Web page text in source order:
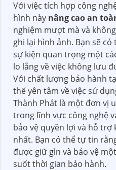
Với việc tích hợp công
hình này nâng cao an
nghiệm mượt mà và
ghi lại hình ảnh. Bạn sẽ
sự kiện quan trọng một
lo lắng về việc không lưu
Với chất lượng bảo hành
thể yên tâm về việc sử
Thành Phát là một đơn vị
trong lĩnh vực công nghệ
bảo vệ quyền lợi và hỗ
nhất. Bạn có thể tự tin
được giữ gìn và bảo vệ
suốt thời gian bảo hành.